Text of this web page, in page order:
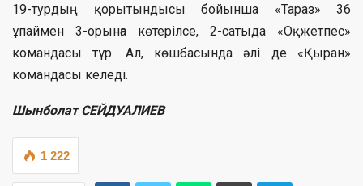
19-турдың қорытындысы бойынша «Тараз» 36
ұпаймен 3-орынға көтерілсе, 2-сатыда «Оқжетпес»
командасы тұр. Ал, көшбасында әлі де «Қыран»
командасы келеді.
Шынболат СЕЙДУАЛИЕВ
1 222